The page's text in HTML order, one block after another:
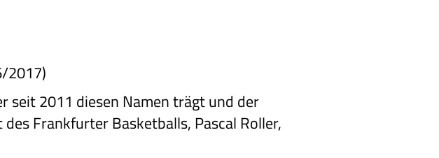
2017)
seit 2011 diesen Namen trägt und der
Frankfurter Basketballs, Pascal Roller,